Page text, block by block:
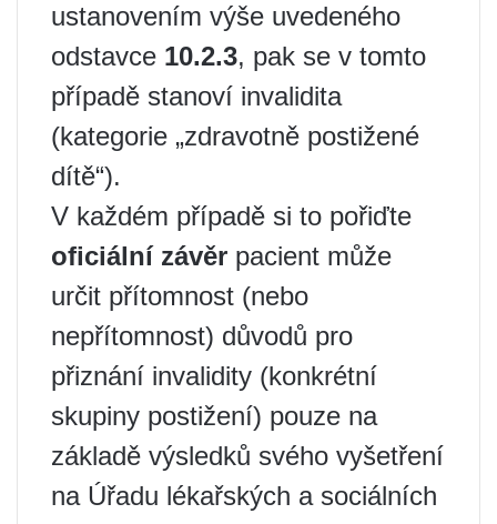
ustanovením výše uvedeného
odstavce 10.2.3, pak se v tomto
případě stanoví invalidita
(kategorie „zdravotně postižené
dítě“).
V každém případě si to pořiďte
oficiální závěr pacient může
určit přítomnost (nebo
nepřítomnost) důvodů pro
přiznání invalidity (konkrétní
skupiny postižení) pouze na
základě výsledků svého vyšetření
na Úřadu lékařských a sociálních